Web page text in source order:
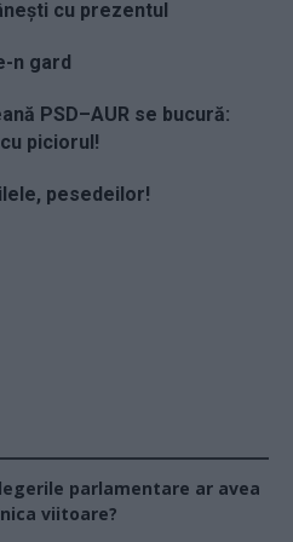
cu prezentul
n gard
PSD–AUR se bucură:
piciorul!
pesedeilor!
parlamentare ar avea
viitoare?